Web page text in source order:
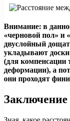
Внимание: в
«черновой пол» и
двуслойный
укладывают доски
(для компенсации
деформации), а
они проходят
Заключение